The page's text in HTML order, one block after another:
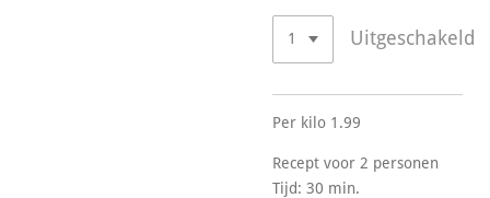
Uitgeschakeld
Per kilo 1.99
Recept voor 2 personen
Tijd: 30 min.